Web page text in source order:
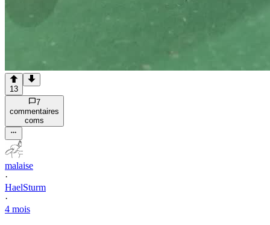
13
7
commentaires
coms
malaise
·
HaelSturm
·
4 mois